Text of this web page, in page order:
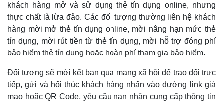
Doanh nghiệp
Thông tin doanh nghiệp
Doanh nghiệp 24h
Doanh nhân
Vì cộng đồng
Công nghệ
Sành điệu
Tin Công nghệ
Trải nghiệm
Chuyển đổi số
khách hàng mở và sử dụng thẻ tín dụng online, nhưng
thực chất là lừa đảo. Các đối tượng thường liên hệ khách
hàng mời mở thẻ tín dụng online, mời nâng hạn mức thẻ
tín dụng, mời rút tiền từ thẻ tín dụng, mời hỗ trợ đóng phí
bảo hiểm thẻ tín dụng hoặc hoàn phí tham gia bảo hiểm.
Đối tượng sẽ mời kết bạn qua mạng xã hội để trao đổi trực
tiếp, gửi và hối thúc khách hàng nhấn vào đường link giả
mạo hoặc QR Code, yêu cầu nạn nhân cung cấp thông tin